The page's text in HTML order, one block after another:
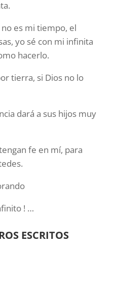
es mi tiempo, el
yo sé con mi infinita
hacerlo.
tierra, si Dios no lo
dará a sus hijos muy
fe en mí, para
! …
ESCRITOS